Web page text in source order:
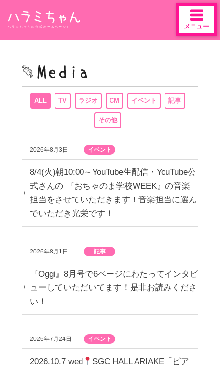
content
ハラミちゃんの公式ホームページ♪ メニュー
ALL TV ラジオ CM イベント 記事
その他
2026年8月3日 イベント
8/4(火)朝10:00～YouTube生配信・YouTube公
式さんの 『おちゃのま学校WEEK』の音楽
担当をさせていただきます！音楽担当に選ん
でいただき光栄です！
2026年8月1日 記事
『Oggi』8月号で6ページにわたってインタビ
ューしていただいてます！是非お読みくださ
い！
2026年7月24日 イベント
2026.10.7 wed
SGC HALL ARIAKE「ピア